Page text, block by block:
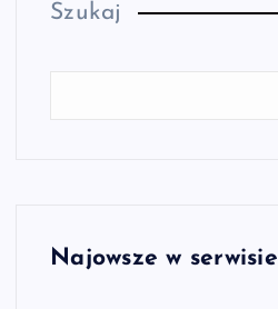
Szukaj
Najowsze w serwisie